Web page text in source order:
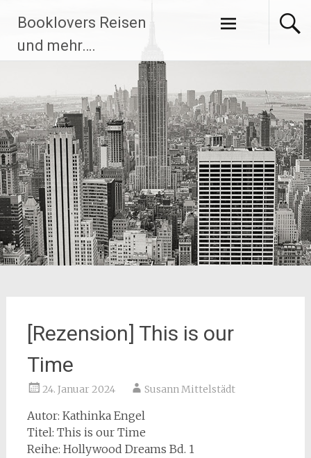
Inhalt
springen
Booklovers Reisen
und mehr….
[Rezension] This is our
Time
24. Januar 2024 Susann Mittelstädt
Autor: Kathinka Engel
Titel: This is our Time
Reihe: Hollywood Dreams Bd. 1